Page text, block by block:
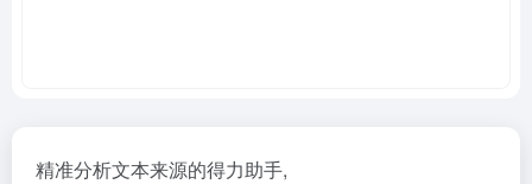
精准分析文本来源的得力助手,